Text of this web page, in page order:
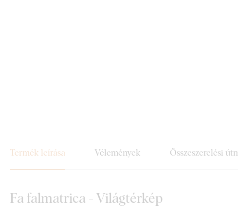
Termék leírása Vélemények Összeszerelési
Fa falmatrica - Világtérkép